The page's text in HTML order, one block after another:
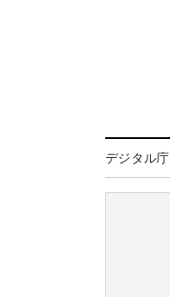
デジタル庁